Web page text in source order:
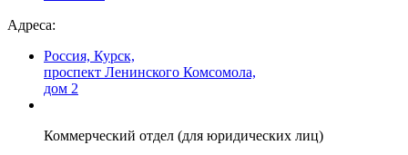
Адреса:
Россия, Курск,
проспект Ленинского Комсомола,
дом 2
Коммерческий отдел (для юридических лиц)